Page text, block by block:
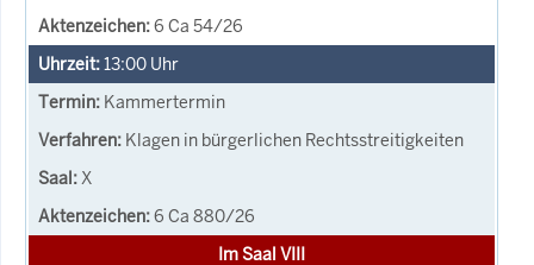
6 Ca 54/26
13:00 Uhr
Kammertermin
Klagen in bürgerlichen Rechtsstreitigkeiten
X
6 Ca 880/26
Im Saal VIII